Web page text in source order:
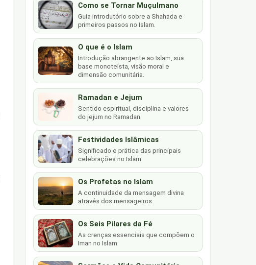
Como se Tornar Muçulmano
Guia introdutório sobre a Shahada e
primeiros passos no Islam.
O que é o Islam
Introdução abrangente ao Islam, sua
base monoteísta, visão moral e
dimensão comunitária.
Ramadan e Jejum
Sentido espiritual, disciplina e valores
do jejum no Ramadan.
Festividades Islâmicas
Significado e prática das principais
celebrações no Islam.
Os Profetas no Islam
A continuidade da mensagem divina
através dos mensageiros.
Os Seis Pilares da Fé
As crenças essenciais que compõem o
Iman no Islam.